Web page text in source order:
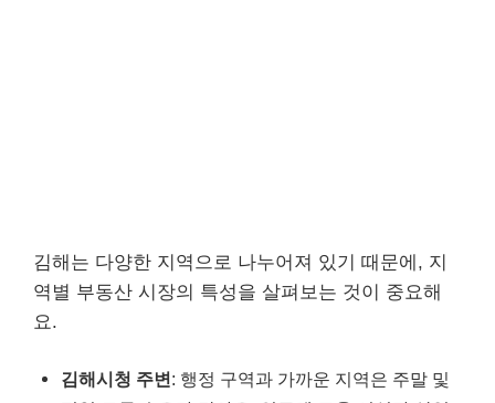
김해는 다양한 지역으로 나누어져 있기 때문에, 지
역별 부동산 시장의 특성을 살펴보는 것이 중요해
요.
김해시청 주변: 행정 구역과 가까운 지역은 주말 및